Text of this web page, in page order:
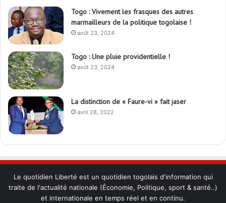
Togo : Vivement les frasques des autres
marmailleurs de la politique togolaise !
août 23, 2024
Togo : Une pluie providentielle !
août 23, 2024
La distinction de « Faure-vi » fait jaser
avril 28, 2022
Le quotidien Liberté est un quotidien togolais d'information qui
traite de l'actualité nationale (Économie, Politique, sport & santé..)
et internationale en temps réel et en continu.